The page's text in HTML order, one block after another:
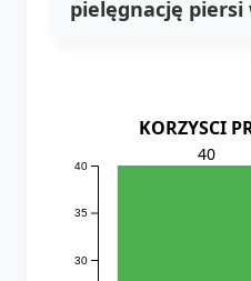
pielęgnację piersi
KORZYSCI
30
35
40
40